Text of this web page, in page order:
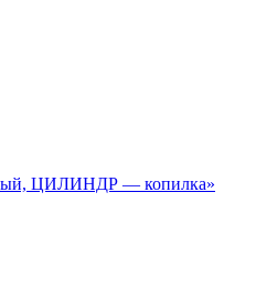
ЦИЛИНДР — копилка»